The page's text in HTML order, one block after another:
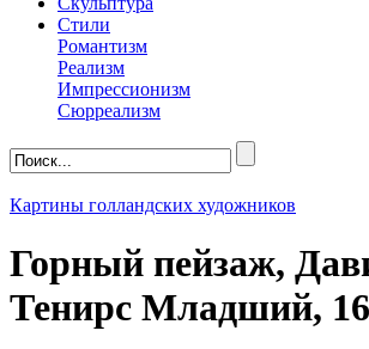
Стили
Романтизм
Реализм
Импрессионизм
Сюрреализм
Картины голландских художников
Горный пейзаж,
Тенирс Младший,